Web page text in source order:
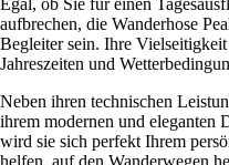
Egal, ob Sie für einen
aufbrechen, die Wanderhose
Begleiter sein. Ihre
Jahreszeiten und
Neben ihren technischen
ihrem modernen und eleganten
wird sie sich perfekt Ihrem